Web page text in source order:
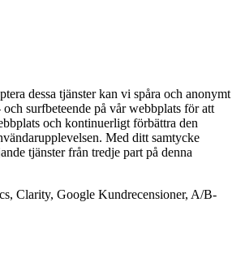
dessa tjänster kan vi spåra och anonymt
surfbeteende på vår webbplats för att
och kontinuerligt förbättra den
Med ditt samtycke
tjänster från tredje part på denna
Clarity, Google Kundrecensioner, A/B-